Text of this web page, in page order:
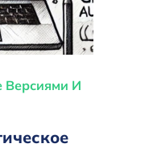
Версиями И